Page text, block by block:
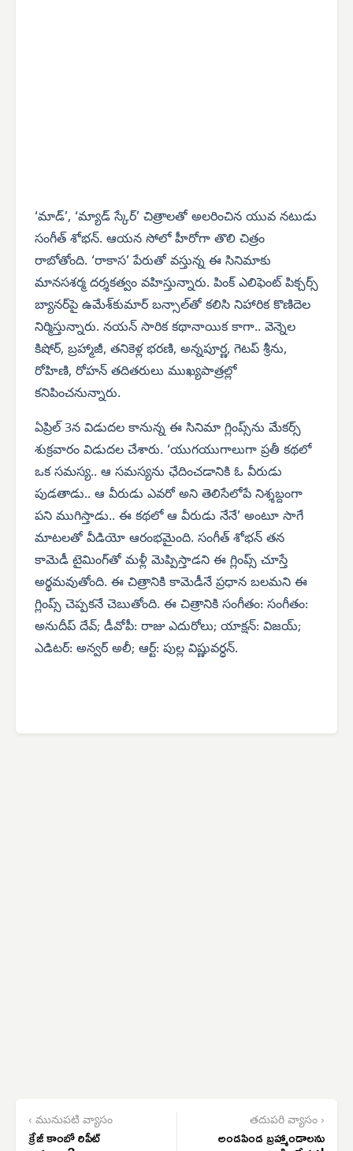
‘మాడ్’, ‘మ్యాడ్ స్కేర్’ చిత్రాలతో అలరించిన యువ నటుడు
సంగీత్ శోభన్. ఆయన సోలో హీరోగా తొలి చిత్రం
రాబోతోంది. ‘రాకాస’ పేరుతో వస్తున్న ఈ సినిమాకు
మానసశర్మ దర్శకత్వం వహిస్తున్నారు. పింక్ ఎలిఫెంట్ పిక్చర్స్
బ్యానర్‌పై ఉమేశ్‌కుమార్ బన్సాల్‌తో కలిసి నిహారిక కొణిదెల
నిర్మిస్తున్నారు. నయన్ సారిక కథానాయిక కాగా.. వెన్నెల
కిషోర్, బ్రహ్మాజీ, తనికెళ్ల భరణి, అన్నపూర్ణ, గెటప్ శ్రీను,
రోహిణి, రోహన్ తదితరులు ముఖ్యపాత్రల్లో
కనిపించనున్నారు.
ఏప్రిల్ 3న విడుదల కానున్న ఈ సినిమా గ్లింప్స్‌ను మేకర్స్
శుక్రవారం విడుదల చేశారు. ‘యుగయుగాలుగా ప్రతీ కథలో
ఒక సమస్య.. ఆ సమస్యను ఛేదించడానికి ఓ వీరుడు
పుడతాడు.. ఆ వీరుడు ఎవరో అని తెలిసేలోపే నిశ్శబ్దంగా
పని ముగిస్తాడు.. ఈ కథలో ఆ వీరుడు నేనే’ అంటూ సాగే
మాటలతో వీడియో ఆరంభమైంది. సంగీత్ శోభన్ తన
కామెడీ టైమింగ్‌తో మళ్లీ మెప్పిస్తాడని ఈ గ్లింప్స్ చూస్తే
అర్థమవుతోంది. ఈ చిత్రానికి కామెడీనే ప్రధాన బలమని ఈ
గ్లింప్స్ చెప్పకనే చెబుతోంది. ఈ చిత్రానికి సంగీతం: సంగీతం:
అనుదీప్ దేవ్; డీవోపీ: రాజు ఎదురోలు; యాక్షన్: విజయ్;
ఎడిటర్: అన్వర్ అలీ; ఆర్ట్: పుల్ల విష్ణువర్ధన్.
‹ మునుపటి వ్యాసం
క్రేజీ కాంబో రిపీట్
తదుపరి వ్యాసం ›
అండపిండ బ్రహ్మాండాలను